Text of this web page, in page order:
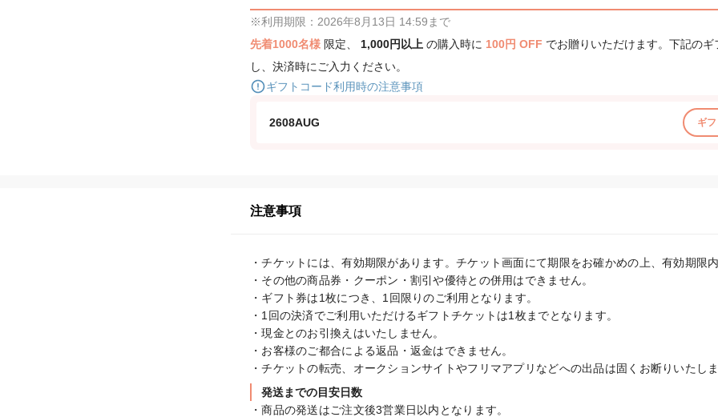
※利用期限：2026年8月13日 14:59まで
先着1000名様 限定、 1,000円以上 の購入時に 100円 OFF でお贈りいただけます。下記の
し、決済時にご入力ください。
ギフトコード利用時の注意事項
2608AUG ギ
注意事項
・チケットには、有効期限があります。チケット画面にて期限をお確かめの上、有効期限
・その他の商品券・クーポン・割引や優待との併用はできません。
・ギフト券は1枚につき、1回限りのご利用となります。
・1回の決済でご利用いただけるギフトチケットは1枚までとなります。
・現金とのお引換えはいたしません。
・お客様のご都合による返品・返金はできません。
・チケットの転売、オークションサイトやフリマアプリなどへの出品は固くお断りいたしま
発送までの目安日数
・商品の発送はご注文後3営業日以内となります。